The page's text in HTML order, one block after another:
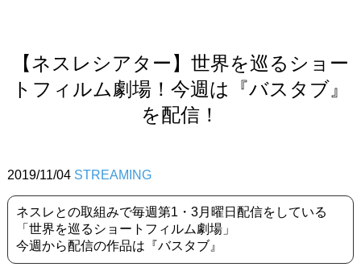
【ネスレシアター】世界を巡るショー
トフィルム劇場！今週は『バスタブ』
を配信！
2019/11/04 STREAMING
ネスレとの取組みで毎週第1・3月曜日配信をしている
「世界を巡るショートフィルム劇場」
今週から配信の作品は『バスタブ』